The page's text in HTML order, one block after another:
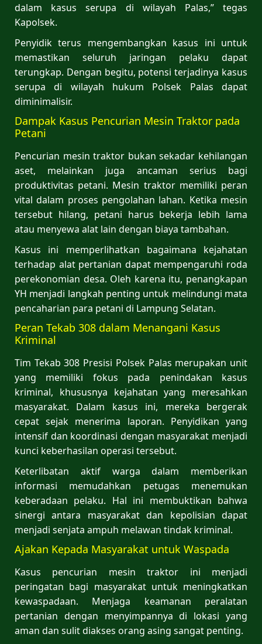
dalam kasus serupa di wilayah Palas,” tegas
Kapolsek.
Penyidik terus mengembangkan kasus ini untuk
memastikan seluruh jaringan pelaku dapat
terungkap. Dengan begitu, potensi terjadinya kasus
serupa di wilayah hukum Polsek Palas dapat
diminimalisir.
Dampak Kasus Pencurian Mesin Traktor pada
Petani
Pencurian mesin traktor bukan sekadar kehilangan
aset, melainkan juga ancaman serius bagi
produktivitas petani. Mesin traktor memiliki peran
vital dalam proses pengolahan lahan. Ketika mesin
tersebut hilang, petani harus bekerja lebih lama
atau menyewa alat lain dengan biaya tambahan.
Kasus ini memperlihatkan bagaimana kejahatan
terhadap alat pertanian dapat mempengaruhi roda
perekonomian desa. Oleh karena itu, penangkapan
YH menjadi langkah penting untuk melindungi mata
pencaharian para petani di Lampung Selatan.
Peran Tekab 308 dalam Menangani Kasus
Kriminal
Tim Tekab 308 Presisi Polsek Palas merupakan unit
yang memiliki fokus pada penindakan kasus
kriminal, khususnya kejahatan yang meresahkan
masyarakat. Dalam kasus ini, mereka bergerak
cepat sejak menerima laporan. Penyidikan yang
intensif dan koordinasi dengan masyarakat menjadi
kunci keberhasilan operasi tersebut.
Keterlibatan aktif warga dalam memberikan
informasi memudahkan petugas menemukan
keberadaan pelaku. Hal ini membuktikan bahwa
sinergi antara masyarakat dan kepolisian dapat
menjadi senjata ampuh melawan tindak kriminal.
Ajakan Kepada Masyarakat untuk Waspada
Kasus pencurian mesin traktor ini menjadi
peringatan bagi masyarakat untuk meningkatkan
kewaspadaan. Menjaga keamanan peralatan
pertanian dengan menyimpannya di lokasi yang
aman dan sulit diakses orang asing sangat penting.